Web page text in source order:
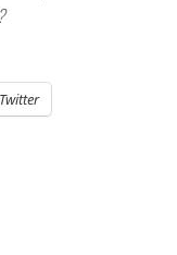
Twitter